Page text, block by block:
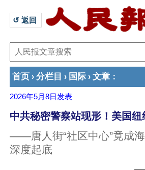
↺ 返回
首页 › 分栏目 › 国际 › 文章 ：
2026年5月8日 发表
中共秘密警察站现形！美国
——唐人街“社区中心”竟成
深度起底